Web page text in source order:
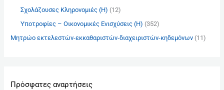
Σχολάζουσες Κληρονομιές (Η) (12)
Υποτροφίες – Οικονομικές Ενισχύσεις (Η) (352)
Μητρώο εκτελεστών-εκκαθαριστών-διαχειριστών-κηδεμόνων(11)
Πρόσφατες αναρτήσεις